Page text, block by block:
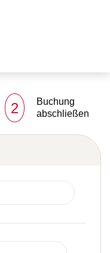
2
Buchung
abschließen